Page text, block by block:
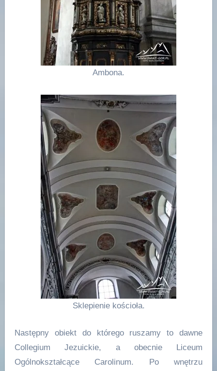
Ambona.
Sklepienie kościoła.
Następny obiekt do którego ruszamy to dawne
Collegium Jezuickie, a obecnie Liceum
Ogólnokształcące Carolinum. Po wnętrzu